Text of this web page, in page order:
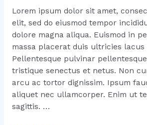
Lorem ipsum dolor sit amet,
elit, sed do eiusmod tempor
dolore magna aliqua. Euismod in
massa placerat duis ultricies lacus
Pellentesque pulvinar
tristique senectus et netus. Non
arcu ac tortor dignissim. Ipsum
aliquet nec ullamcorper. Enim ut
sagittis. …